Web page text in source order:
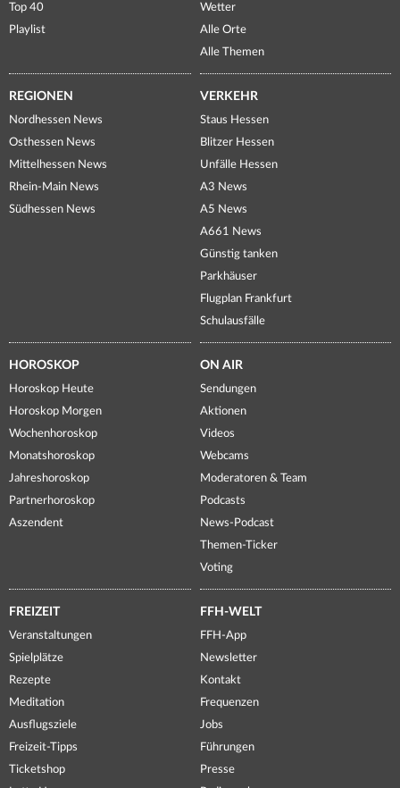
Top 40
Playlist
Wetter
Alle Orte
Alle Themen
REGIONEN
Nordhessen News
Osthessen News
Mittelhessen News
Rhein-Main News
Südhessen News
VERKEHR
Staus Hessen
Blitzer Hessen
Unfälle Hessen
A3 News
A5 News
A661 News
Günstig tanken
Parkhäuser
Flugplan Frankfurt
Schulausfälle
HOROSKOP
Horoskop Heute
Horoskop Morgen
Wochenhoroskop
Monatshoroskop
Jahreshoroskop
Partnerhoroskop
Aszendent
ON AIR
Sendungen
Aktionen
Videos
Webcams
Moderatoren & Team
Podcasts
News-Podcast
Themen-Ticker
Voting
FREIZEIT
Veranstaltungen
Spielplätze
Rezepte
Meditation
Ausflugsziele
Freizeit-Tipps
Ticketshop
FFH-WELT
FFH-App
Newsletter
Kontakt
Frequenzen
Jobs
Führungen
Presse